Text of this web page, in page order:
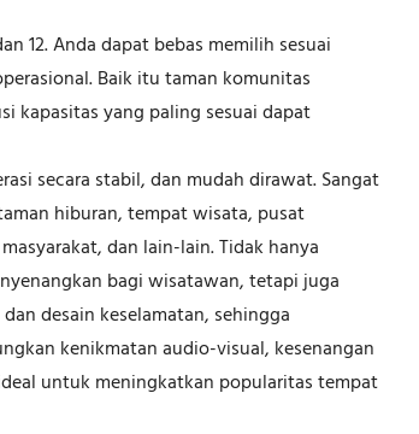
12. Anda dapat bebas memilih sesuai
Baik itu taman komunitas
kapasitas yang paling sesuai dapat
secara stabil, dan mudah dirawat. Sangat
hiburan, tempat wisata, pusat
dan lain-lain. Tidak hanya
bagi wisatawan, tetapi juga
desain keselamatan, sehingga
kenikmatan audio-visual, kesenangan
untuk meningkatkan popularitas tempat